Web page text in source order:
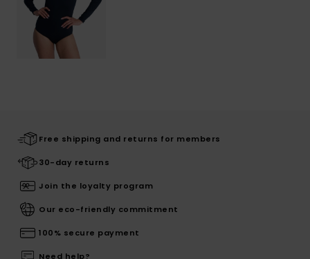
Free shipping and returns for members
30-day returns
Join the loyalty program
Our eco-friendly commitment
100% secure payment
Need help?